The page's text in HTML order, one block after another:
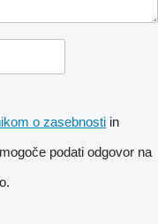
o zasebnosti in
podati odgovor na